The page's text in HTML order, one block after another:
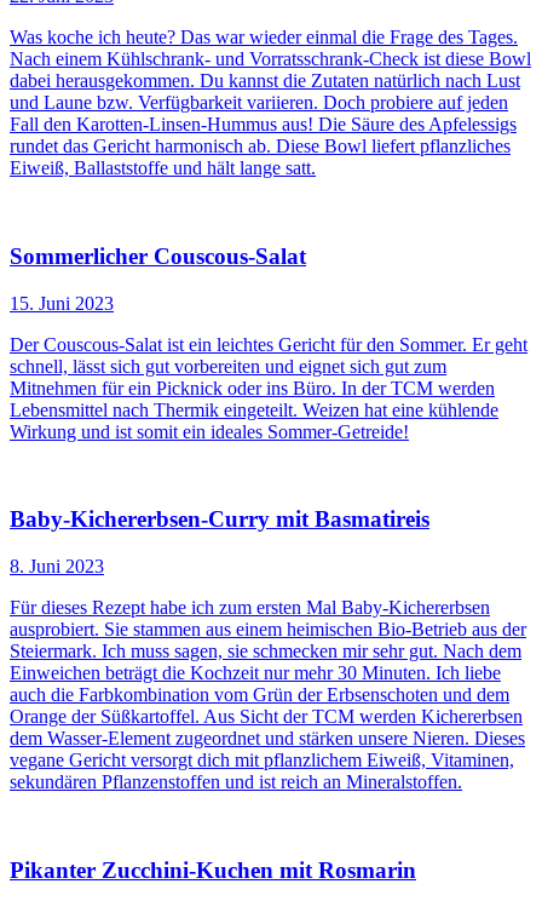
Was koche ich heute? Das war wieder einmal die Frage des Tages.
Nach einem Kühlschrank- und Vorratsschrank-Check ist diese Bowl
dabei herausgekommen. Du kannst die Zutaten natürlich nach Lust
und Laune bzw. Verfügbarkeit variieren. Doch probiere auf jeden
Fall den Karotten-Linsen-Hummus aus! Die Säure des Apfelessigs
rundet das Gericht harmonisch ab. Diese Bowl liefert pflanzliches
Eiweiß, Ballaststoffe und hält lange satt.
Sommerlicher Couscous-Salat
15. Juni 2023
Der Couscous-Salat ist ein leichtes Gericht für den Sommer. Er geht
schnell, lässt sich gut vorbereiten und eignet sich gut zum
Mitnehmen für ein Picknick oder ins Büro. In der TCM werden
Lebensmittel nach Thermik eingeteilt. Weizen hat eine kühlende
Wirkung und ist somit ein ideales Sommer-Getreide!
Baby-Kichererbsen-Curry mit Basmatireis
8. Juni 2023
Für dieses Rezept habe ich zum ersten Mal Baby-Kichererbsen
ausprobiert. Sie stammen aus einem heimischen Bio-Betrieb aus der
Steiermark. Ich muss sagen, sie schmecken mir sehr gut. Nach dem
Einweichen beträgt die Kochzeit nur mehr 30 Minuten. Ich liebe
auch die Farbkombination vom Grün der Erbsenschoten und dem
Orange der Süßkartoffel. Aus Sicht der TCM werden Kichererbsen
dem Wasser-Element zugeordnet und stärken unsere Nieren. Dieses
vegane Gericht versorgt dich mit pflanzlichem Eiweiß, Vitaminen,
sekundären Pflanzenstoffen und ist reich an Mineralstoffen.
Pikanter Zucchini-Kuchen mit Rosmarin